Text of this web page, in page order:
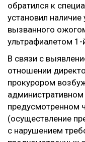
обратился к
установил
вызванного
ультрафиалетом 1-
В связи с
отношении
прокурором
предусмотренном
(осуществление
с нарушением